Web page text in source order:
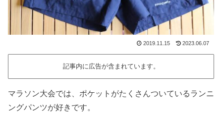
2019.11.15 2023.06.07
記事内に広告が含まれています。
マラソン大会では、ポケットがたくさんついているランニ
ングパンツが好きです。